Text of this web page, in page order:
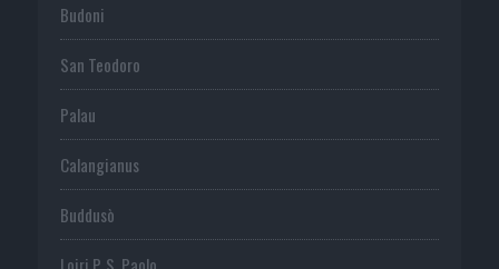
Budoni
San Teodoro
Palau
Calangianus
Buddusò